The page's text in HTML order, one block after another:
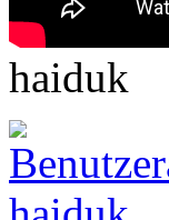
haiduk